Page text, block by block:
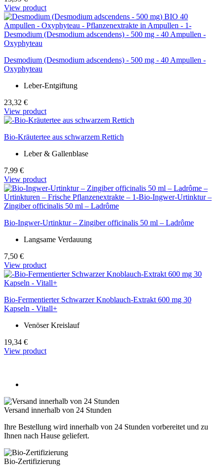
View product
Desmodium (Desmodium adscendens) - 500 mg - 40 Ampullen -
Oxyphyteau
Leber-Entgiftung
23,32 €
View product
Bio-Kräutertee aus schwarzem Rettich
Leber & Gallenblase
7,99 €
View product
Bio-Ingwer-Urtinktur – Zingiber officinalis 50 ml – Ladrôme
Langsame Verdauung
7,50 €
View product
Bio-Fermentierter Schwarzer Knoblauch-Extrakt 600 mg 30
Kapseln - Vitall+
Venöser Kreislauf
19,34 €
View product
Versand innerhalb von 24 Stunden
Ihre Bestellung wird innerhalb von 24 Stunden vorbereitet und zu
Ihnen nach Hause geliefert.
Bio-Zertifizierung